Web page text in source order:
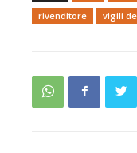
rivenditore
vigili